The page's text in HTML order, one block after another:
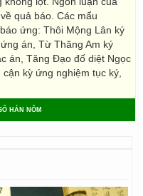
quả báo. Các mẩu
ứng: Thôi Mộng Lân ký
án, Từ Thăng Am ký
án, Tăng Đạo đố diệt Ngọc
kỳ ứng nghiệm tục ký,
HÁN NÔM